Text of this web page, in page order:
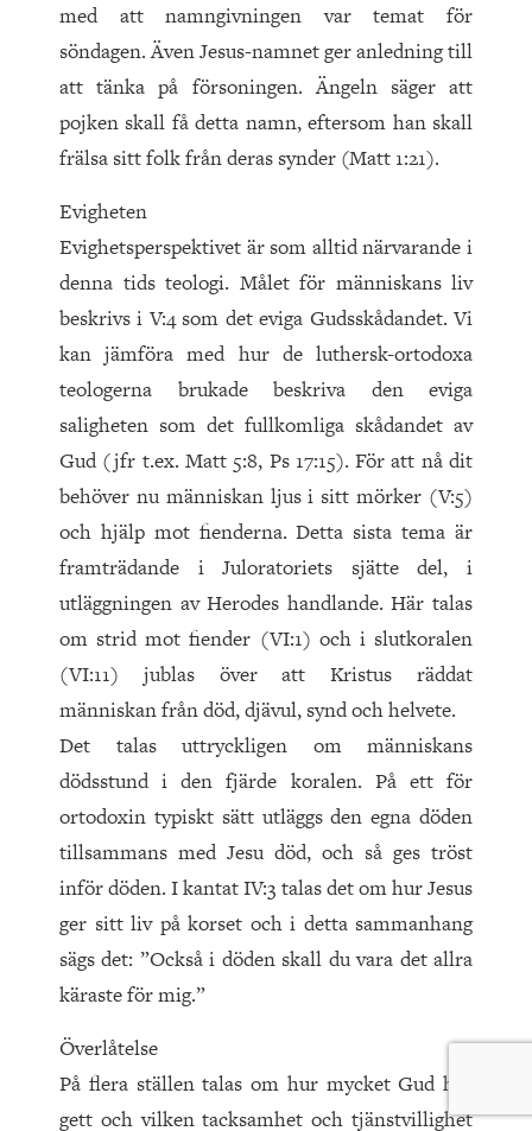
med att namngivningen var temat för
söndagen. Även Jesus-namnet ger anledning till
att tänka på försoningen. Ängeln säger att
pojken skall få detta namn, eftersom han skall
frälsa sitt folk från deras synder (Matt 1:21).
Evigheten
Evighetsperspektivet är som alltid närvarande i
denna tids teologi. Målet för människans liv
beskrivs i V:4 som det eviga Guds­skådandet. Vi
kan jämföra med hur de luthersk-ortodoxa
teologerna brukade beskriva den eviga
saligheten som det fullkomliga skådandet av
Gud (jfr t.ex. Matt 5:8, Ps 17:15). För att nå dit
behöver nu människan ljus i sitt mörker (V:5)
och hjälp mot fienderna. Detta sista tema är
framträdande i Juloratoriets sjätte del, i
utläggningen av Herodes handlande. Här talas
om strid mot fiender (VI:1) och i slutkoralen
(VI:11) jublas över att Kristus räddat
människan från död, djävul, synd och helvete.
Det talas uttryckligen om människans
dödsstund i den fjärde koralen. På ett för
ortodoxin typiskt sätt utläggs den egna döden
tillsammans med Jesu död, och så ges tröst
inför döden. I kantat IV:3 talas det om hur Jesus
ger sitt liv på korset och i detta sammanhang
sägs det: ”Också i döden skall du vara det allra
käraste för mig.”
Överlåtelse
På flera ställen talas om hur mycket Gud har
gett och vilken tacksamhet och tjänstvillighet